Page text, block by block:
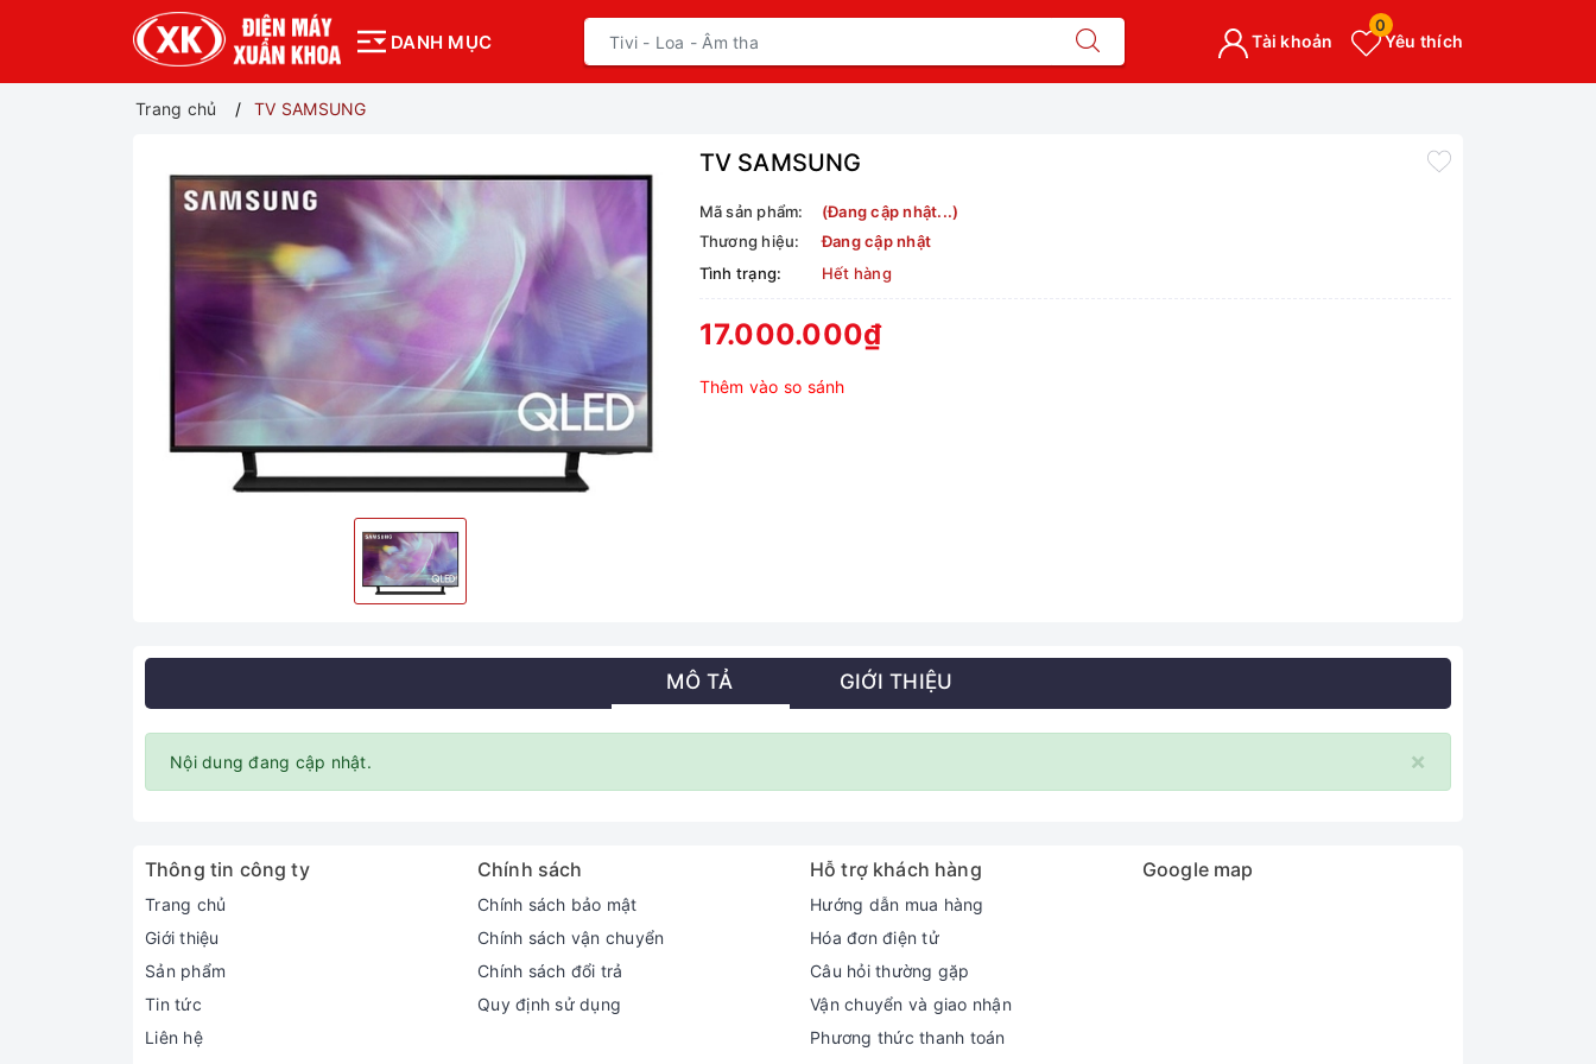
DANH MỤC Yêu thích
0
Tài khoản
Trang chủ TV SAMSUNG
TV SAMSUNG
Mã sản phẩm:
(Đang cập nhật...)
Thương hiệu:
Đang cập nhật
Tình trạng:
Hết hàng
17.000.000₫
Thêm vào so sánh
MÔ TẢ GIỚI THIỆU
×
Nội dung đang cập nhật.
Thông tin công ty
Trang chủ
Giới thiệu
Sản phẩm
Tin tức
Liên hệ
Chính sách
Chính sách bảo mật
Chính sách vận chuyển
Chính sách đổi trả
Quy định sử dụng
Hỗ trợ khách hàng
Hướng dẫn mua hàng
Hóa đơn điện tử
Câu hỏi thường gặp
Vận chuyển và giao nhận
Phương thức thanh toán
Google map